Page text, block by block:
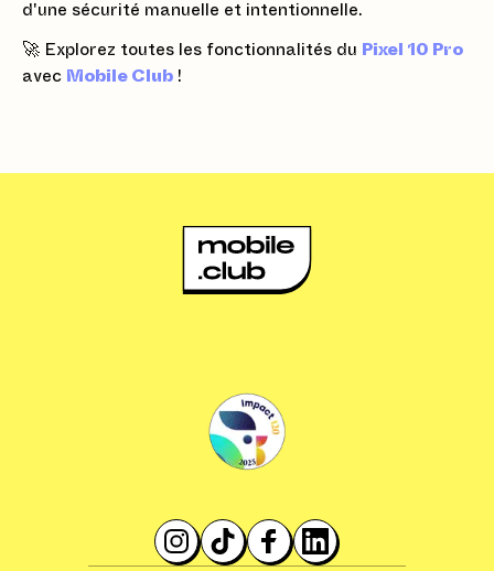
d'une sécurité manuelle et intentionnelle.
🚀 Explorez toutes les fonctionnalités du Pixel 10 Pro
avec Mobile Club !